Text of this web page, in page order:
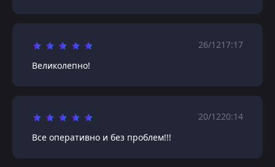
26/1217:17
Великолепно!
20/1220:14
Все оперативно и без проблем!!!